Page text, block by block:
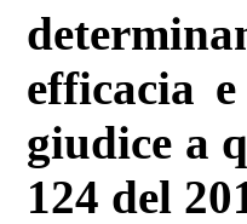
efficacia
giudice a
124 del